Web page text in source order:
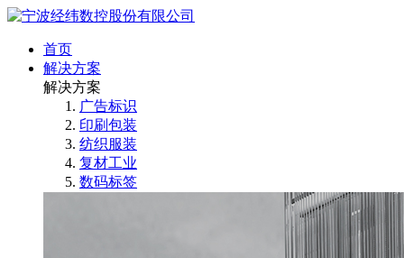
首页
解决方案
解决方案
广告标识
印刷包装
纺织服装
复材工业
数码标签